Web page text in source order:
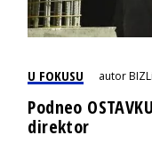
U FOKUSU autor
Podneo
direktor